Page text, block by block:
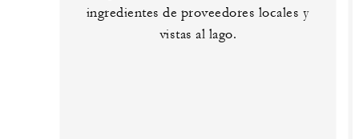
ingredientes de proveedores locales y
vistas al lago.